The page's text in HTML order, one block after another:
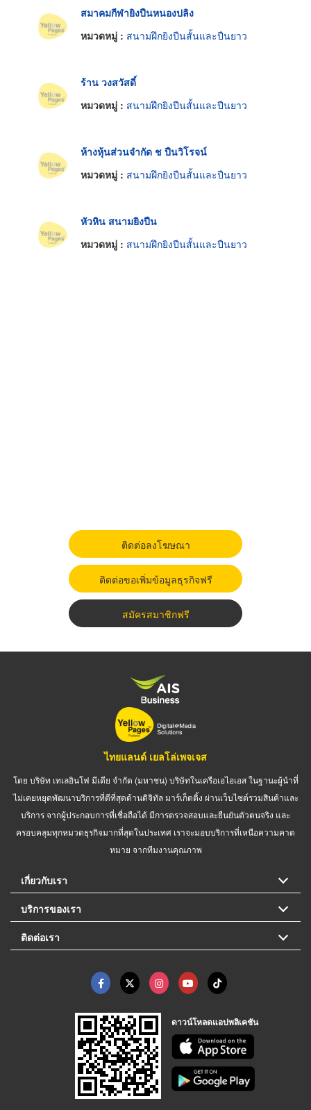
สมาคมกีฬายิงปืนหนองปลิง
หมวดหมู่ : สนามฝึกยิงปืนสั้นและปืนยาว
ร้าน วงสวัสดิ์
หมวดหมู่ : สนามฝึกยิงปืนสั้นและปืนยาว
ห้างหุ้นส่วนจำกัด ช ปืนวิโรจน์
หมวดหมู่ : สนามฝึกยิงปืนสั้นและปืนยาว
หัวหิน สนามยิงปืน
หมวดหมู่ : สนามฝึกยิงปืนสั้นและปืนยาว
ติดต่อลงโฆษณา
ติดต่อขอเพิ่มข้อมูลธุรกิจฟรี
สมัครสมาชิกฟรี
ไทยแลนด์ เยลโล่เพจเจส
โดย บริษัท เทเลอินโฟ มีเดีย จำกัด (มหาชน) บริษัทในเครือเอไอเอส ในฐานะผู้นำที่
ไม่เคยหยุดพัฒนาบริการที่ดีที่สุดด้านดิจิทัล มาร์เก็ตติ้ง ผ่านเว็บไซต์รวมสินค้าและ
บริการ จากผู้ประกอบการที่เชื่อถือได้ มีการตรวจสอบและยืนยันตัวตนจริง และ
ครอบคลุมทุกหมวดธุรกิจมากที่สุดในประเทศ เราจะมอบบริการที่เหนือความคาด
หมาย จากทีมงานคุณภาพ
เกี่ยวกับเรา
บริการของเรา
ติดต่อเรา
ดาวน์โหลดแอปพลิเคชัน